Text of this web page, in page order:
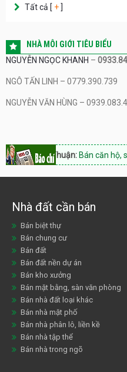
Tất cả [ + ]
NHÀ MÔI GIỚI TIÊU BIỂU
NGUYỄN NGỌC KHANH –
NGÔ TẤN LINH – 0779.390.739
NGUYỄN VĂN HÙNG –
Ninh Thuận:Bán căn hộ,
Nhà đất cần bán
Bán biệt thự
Bán chung cư
Bán đất
Bán đất nền dự án
Bán kho xưởng
Bán mặt bằng, sàn văn phòng
Bán nhà đất loại khác
Bán nhà mặt phố
Bán nhà phân lô, liền kề
Bán nhà tập thể
Bán nhà trong ngõ